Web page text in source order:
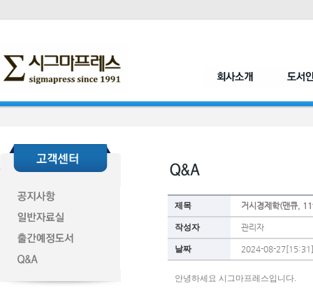
제목 거시경제학(맨큐,
작성자 관리자
날짜 2024-08-27[15:31]
안녕하세요 시그마프레스입니다.